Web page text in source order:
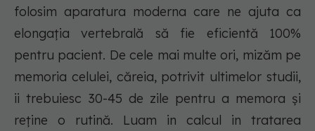
folosim aparatura moderna care ne ajuta ca
elongația vertebrală să fie eficientă 100%
pentru pacient. De cele mai multe ori, mizăm pe
memoria celulei, căreia, potrivit ultimelor studii,
ii trebuiesc 30-45 de zile pentru a memora și
reține o rutină. Luam in calcul in tratarea